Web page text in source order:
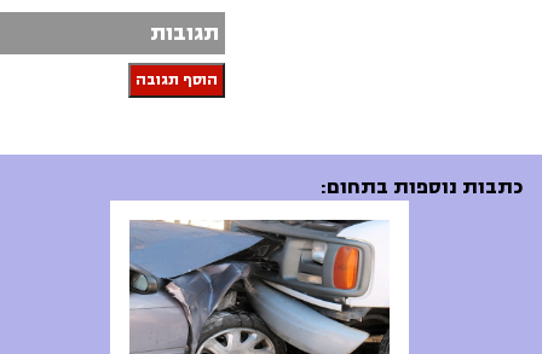
תגובות
הוסף תגובה
כתבות נוספות בתחום: